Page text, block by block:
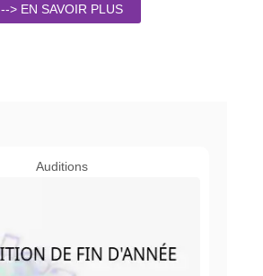
--> EN SAVOIR PLUS
Auditions